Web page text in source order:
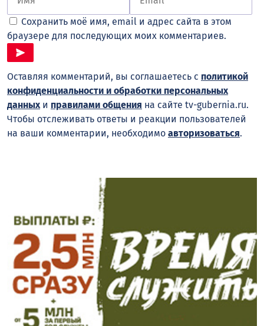
Сохранить моё имя, email и адрес сайта в этом
браузере для последующих моих комментариев.
Оставляя комментарий, вы соглашаетесь с политикой
конфиденциальности и обработки персональных
данныхи правилами общения на сайте tv-gubernia.ru.
Чтобы отслеживать ответы и реакции пользователей
на ваши комментарии, необходимо авторизоваться.